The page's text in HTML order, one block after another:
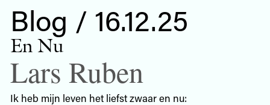
Blog / 16.12.25
En Nu
Lars Ruben
Ik heb mijn leven het liefst zwaar en nu: